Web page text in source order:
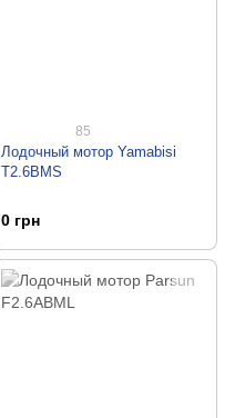
85
Лодочный мотор Yamabisi
T2.6BMS
0 грн